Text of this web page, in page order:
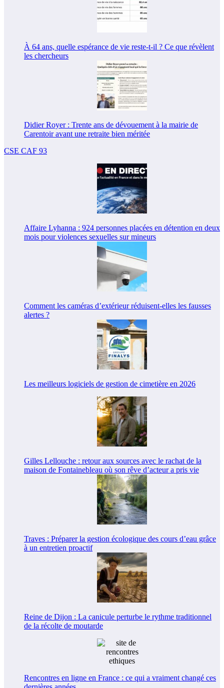
À 64 ans, quelle espérance de vie reste-t-il ? Ce que révèlent
les chercheurs
Didier Royer : Trente ans de dévouement à la mairie de
Carentoir avant une retraite bien méritée
CSE CAF 93
Affaire Lyhanna : 924 personnes placées en détention en deux
mois pour violences sexuelles sur mineurs
Comment les caméras d’extérieur réduisent-elles les fausses
alertes ?
Les meilleurs logiciels de gestion de cimetière en 2026
Gilles Lellouche : retour aux sources avec le rachat de la
maison de Fontainebleau où son rêve d’acteur a pris vie
Traves : Préparer la gestion écologique des cours d’eau grâce
à un entretien proactif
Reine de Dijon : La canicule perturbe le rythme traditionnel
de la récolte de moutarde
Rencontres en ligne en France : ce qui a vraiment changé ces